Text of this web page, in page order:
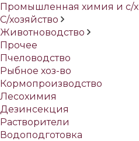
Промышленная химия и с/х
С/хозяйство
Животноводство
Прочее
Пчеловодство
Рыбное хоз-во
Кормопроизводство
Лесохимия
Дезинсекция
Растворители
Водоподготовка